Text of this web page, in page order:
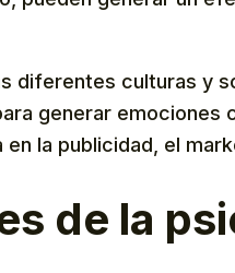
diferentes culturas y
generar
en la publicidad, el
de la